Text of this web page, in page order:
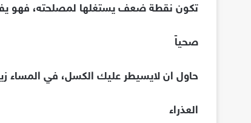
تكون نقطة ضعف يستغلها لمصلحته، فهو
صحياً
حاول ان لايسيطر عليك الكسل، في المساء
العذراء